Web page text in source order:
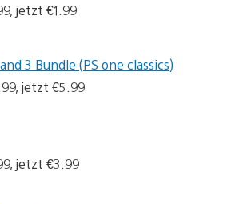
jetzt €1.99
3 Bundle (PS one classics)
jetzt €5.99
jetzt €3.99